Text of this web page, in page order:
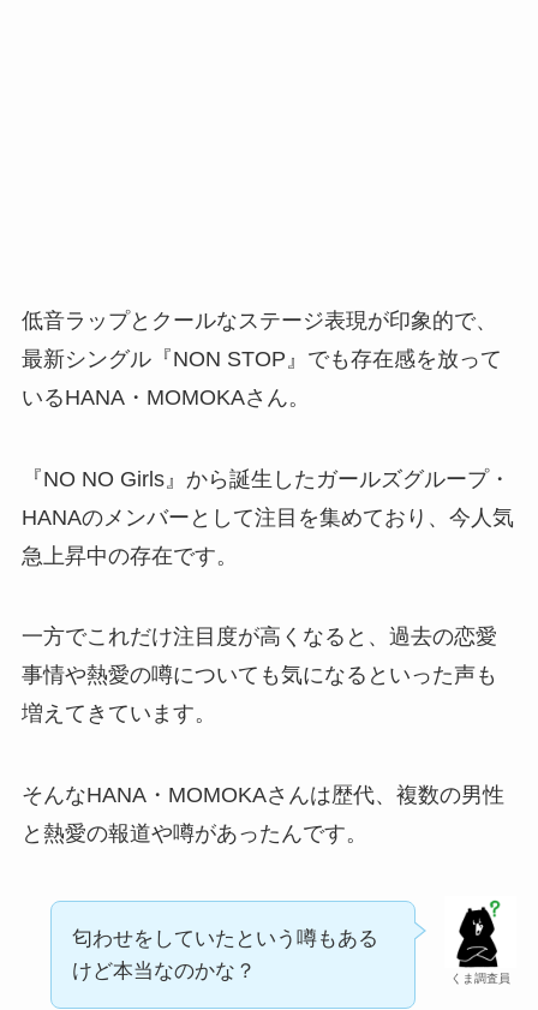
低音ラップとクールなステージ表現が印象的で、
最新シングル『NON STOP』でも存在感を放って
いるHANA・MOMOKAさん。
『NO NO Girls』から誕生したガールズグループ・
HANAのメンバーとして注目を集めており、今人気
急上昇中の存在です。
一方でこれだけ注目度が高くなると、過去の恋愛
事情や熱愛の噂についても気になるといった声も
増えてきています。
そんなHANA・MOMOKAさんは歴代、複数の男性
と熱愛の報道や噂があったんです。
くま調査員
匂わせをしていたという噂もある
けど本当なのかな？